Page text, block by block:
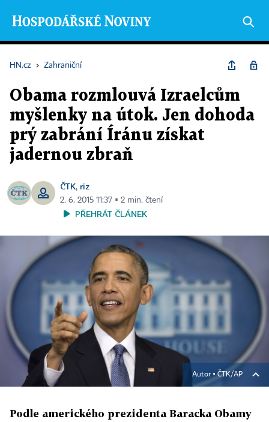
HN.cz › Zahraniční
Obama rozmlouvá Izraelcům
myšlenky na útok. Jen dohoda
prý zabrání Íránu získat
jadernou zbraň
ČTK, riz
2. 6. 2015 11:37 ▪ 2 min. čtení
PŘEHRÁT ČLÁNEK
Autor ▪ČTK/AP
Podle amerického prezidenta Baracka Obamy